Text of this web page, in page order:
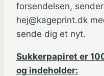
forsendelsen,
hej@kageprint.dk
sende dig et nyt.
Sukkerpapiret er
og indeholder: